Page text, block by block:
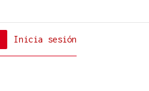
Inicia sesión